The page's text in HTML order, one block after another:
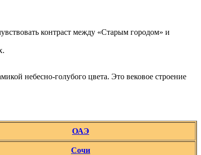
контраст между «Старым городом» и
небесно-голубого цвета. Это вековое строение
ОАЭ
Сочи